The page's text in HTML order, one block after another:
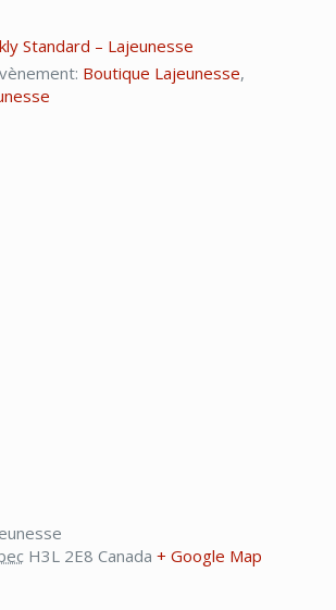
Standard – Lajeunesse
Boutique Lajeunesse,
H3L 2E8 Canada + Google Map